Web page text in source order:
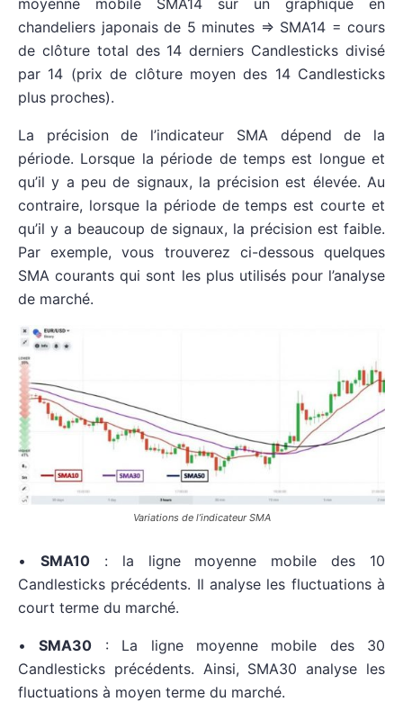
chandeliers japonais de 5 minutes => SMA14 = cours
de clôture total des 14 derniers Candlesticks divisé
par 14 (prix de clôture moyen des 14 Candlesticks
plus proches).
La précision de l’indicateur SMA dépend de la
période. Lorsque la période de temps est longue et
qu’il y a peu de signaux, la précision est élevée. Au
contraire, lorsque la période de temps est courte et
qu’il y a beaucoup de signaux, la précision est faible.
Par exemple, vous trouverez ci-dessous quelques
SMA courants qui sont les plus utilisés pour l’analyse
de marché.
Variations de l’indicateur SMA
• SMA10: la ligne moyenne mobile des 10
Candlesticks précédents. Il analyse les fluctuations à
court terme du marché.
•SMA30 : La ligne moyenne mobile des 30
Candlesticks précédents. Ainsi, SMA30 analyse les
fluctuations à moyen terme du marché.